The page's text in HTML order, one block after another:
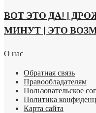
ВОТ ЭТО ДА! |
МИНУТ | ЭТО
О нас
Обратная связь
Правообладателям
Пользовательское
Политика
Карта сайта